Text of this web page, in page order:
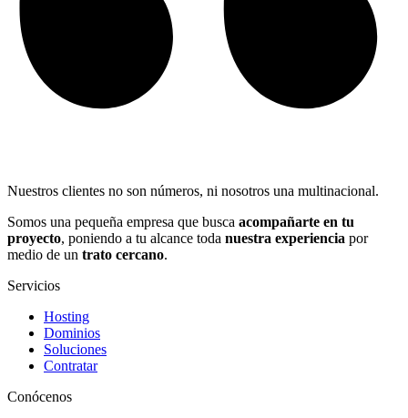
Nuestros clientes no son números, ni nosotros una multinacional.
Somos una pequeña empresa que busca acompañarte en tu
proyecto, poniendo a tu alcance toda nuestra experiencia por
medio de un trato cercano.
Servicios
Hosting
Dominios
Soluciones
Contratar
Conócenos